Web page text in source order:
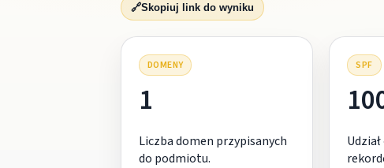
🔗Skopiuj link do wyniku
DOMENY
1
Liczba domen przypisanych
do podmiotu.
SPF